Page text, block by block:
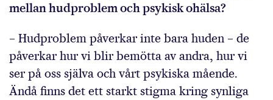
mellan hudproblem och psykisk ohälsa?
– Hudproblem påverkar inte bara huden – de
påverkar hur vi blir bemötta av andra, hur vi
ser på oss själva och vårt psykiska mående.
Ändå finns det ett starkt stigma kring synliga